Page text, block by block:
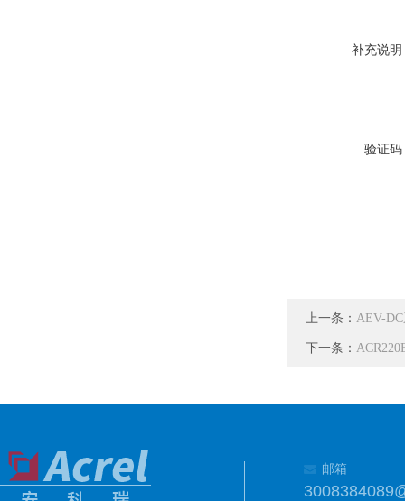
补充说明
验证码
上一条： AEV-
下一条：
邮箱